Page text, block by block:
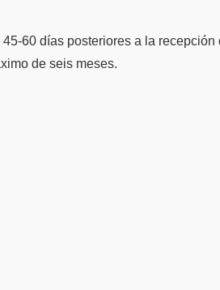
60 días posteriores a la recepción
de seis meses.